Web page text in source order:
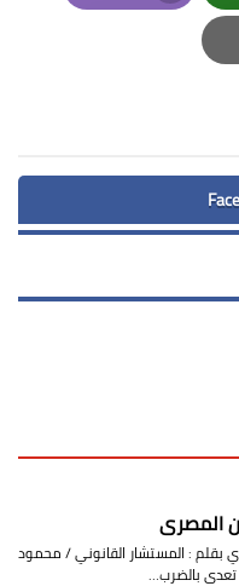
Email
المصري
بقلم : المستشار القانوني / محمود
بالضرب…